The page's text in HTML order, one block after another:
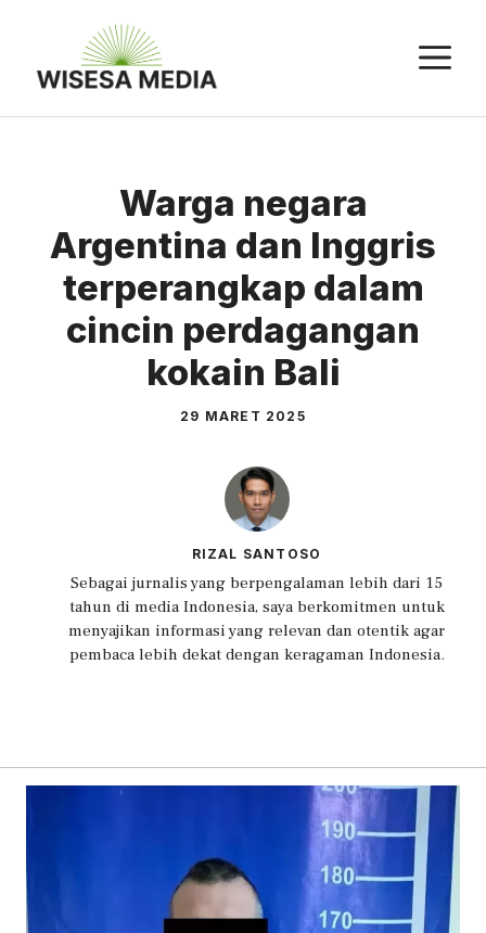
Warga negara
Argentina dan Inggris
terperangkap dalam
cincin perdagangan
kokain Bali
29 MARET 2025
RIZAL SANTOSO
Sebagai jurnalis yang berpengalaman lebih dari 15
tahun di media Indonesia, saya berkomitmen untuk
menyajikan informasi yang relevan dan otentik agar
pembaca lebih dekat dengan keragaman Indonesia.